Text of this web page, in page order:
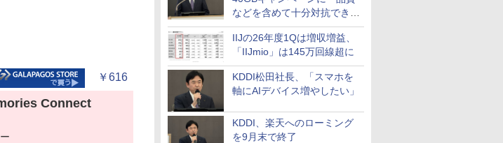
などを含めて十分対抗でき
る」
IIJの26年度1Qは増収増益、
「IIJmio」は145万回線超に
KDDI松田社長、「スマホを
軸にAIデバイス増やしたい」
KDDI、楽天へのローミング
を9月末で終了
￥616
Connect